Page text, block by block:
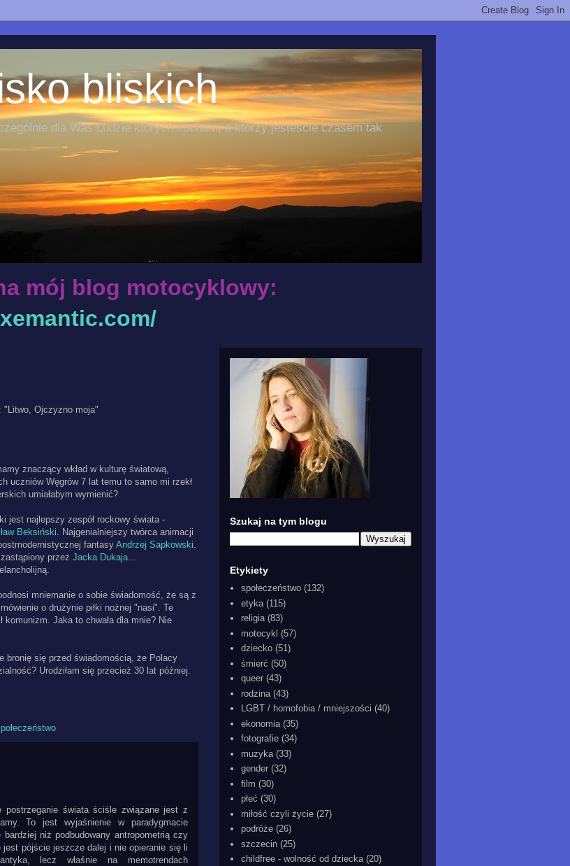
bliskich
dla Was Ludzie których kocham, a którzy jesteście czasem tak
mój blog motocyklowy:
"Litwo, Ojczyzno moja"
znaczący wkład w kulturę światową,
uczniów Węgrów 7 lat temu to samo mi rzekł
umiałabym wymienić?
jest najlepszy zespół rockowy świata -
Beksiński. Najgenialniejszy twórca animacji
fantasy Andrzej Sapkowski.
przez Jacka Dukaja...
mniemanie o sobie świadomość, że są z
o drużynie piłki nożnej "nasi". Te
komunizm. Jaka to chwała dla mnie? Nie
bronię się przed świadomością, że Polacy
Urodziłam się przecież 30 lat później.
postrzeganie świata ściśle związane jest z
To jest wyjaśnienie w paradygmacie
niż podbudowany antropometrią czy
pójście jeszcze dalej i nie opieranie się li
lecz właśnie na memotrendach
Szukaj na tym blogu
Etykiety
społeczeństwo (132)
etyka (115)
religia (83)
motocykl (57)
dziecko (51)
śmierć (50)
queer (43)
rodzina (43)
LGBT / homofobia / mniejszości (40)
ekonomia (35)
fotografie (34)
muzyka (33)
gender (32)
film (30)
płeć (30)
miłość czyli życie (27)
podróże (26)
szczecin (25)
childfree - wolność od dziecka (20)